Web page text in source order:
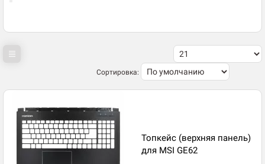
Сортировка:
Топкейс (верхняя панель)
для MSI GE62